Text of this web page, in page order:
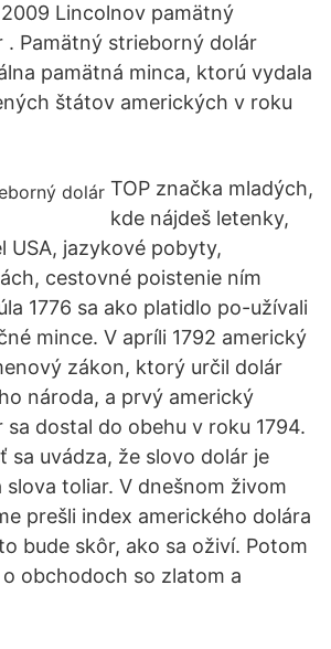
Lincolnov pamätný
. Pamätný strieborný dolár
pamätná minca, ktorú vydala
štátov amerických v roku
TOP značka mladých,
kde nájdeš letenky,
USA, jazykové pobyty,
cestovné poistenie ním
1776 sa ako platidlo po-užívali
mince. V apríli 1792 americký
zákon, ktorý určil dolár
národa, a prvý americký
dostal do obehu v roku 1794.
sa uvádza, že slovo dolár je
toliar. V dnešnom živom
prešli index amerického dolára
bude skôr, ako sa oživí. Potom
obchodoch so zlatom a